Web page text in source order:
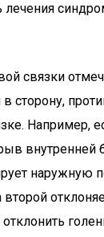
лечения
связки
в сторону,
Например,
внутренней
наружную
второй